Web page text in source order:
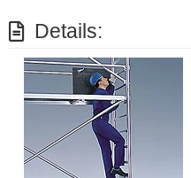
Details: